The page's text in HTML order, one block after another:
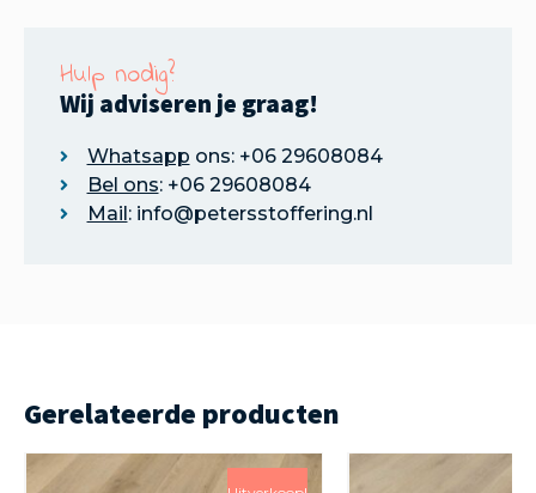
Hulp nodig?
Wij adviseren je graag!
Whatsapp ons: +06 29608084
Bel ons: +06 29608084
Mail: info@petersstoffering.nl
Gerelateerde producten